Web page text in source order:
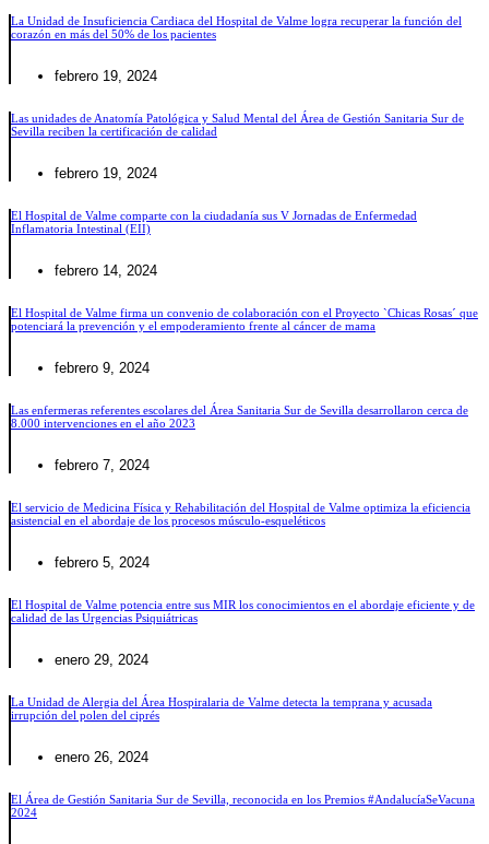
La Unidad de Insuficiencia Cardiaca del Hospital de Valme logra recuperar la función del
corazón en más del 50% de los pacientes
febrero 19, 2024
Las unidades de Anatomía Patológica y Salud Mental del Área de Gestión Sanitaria Sur de
Sevilla reciben la certificación de calidad
febrero 19, 2024
El Hospital de Valme comparte con la ciudadanía sus V Jornadas de Enfermedad
Inflamatoria Intestinal (EII)
febrero 14, 2024
El Hospital de Valme firma un convenio de colaboración con el Proyecto `Chicas Rosas´ que
potenciará la prevención y el empoderamiento frente al cáncer de mama
febrero 9, 2024
Las enfermeras referentes escolares del Área Sanitaria Sur de Sevilla desarrollaron cerca de
8.000 intervenciones en el año 2023
febrero 7, 2024
El servicio de Medicina Física y Rehabilitación del Hospital de Valme optimiza la eficiencia
asistencial en el abordaje de los procesos músculo-esqueléticos
febrero 5, 2024
El Hospital de Valme potencia entre sus MIR los conocimientos en el abordaje eficiente y de
calidad de las Urgencias Psiquiátricas
enero 29, 2024
La Unidad de Alergia del Área Hospiralaria de Valme detecta la temprana y acusada
irrupción del polen del ciprés
enero 26, 2024
El Área de Gestión Sanitaria Sur de Sevilla, reconocida en los Premios #AndalucíaSeVacuna
2024